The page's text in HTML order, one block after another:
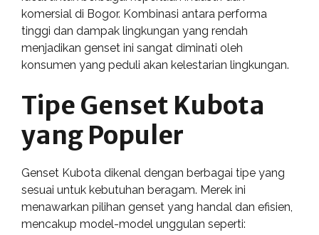
komersial di Bogor. Kombinasi antara performa
tinggi dan dampak lingkungan yang rendah
menjadikan genset ini sangat diminati oleh
konsumen yang peduli akan kelestarian lingkungan.
Tipe Genset Kubota
yang Populer
Genset Kubota dikenal dengan berbagai tipe yang
sesuai untuk kebutuhan beragam. Merek ini
menawarkan pilihan genset yang handal dan efisien,
mencakup model-model unggulan seperti: